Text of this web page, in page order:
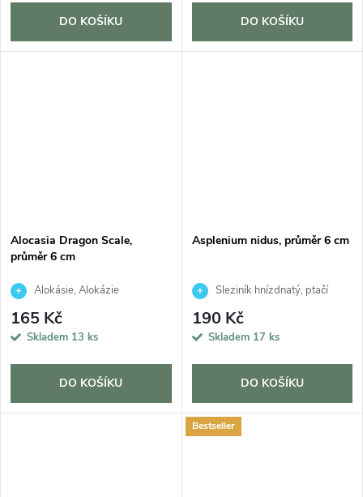
DO KOŠÍKU DO KOŠÍKU
Alocasia Dragon Scale,
průměr 6 cm
Alokásie, Alokázie
165 Kč
Skladem 13 ks
DO KOŠÍKU
Asplenium nidus, průměr 6 cm
Sleziník hnízdnatý, ptačí
hnízdo
190 Kč
Skladem 17 ks
DO KOŠÍKU
Bestseller